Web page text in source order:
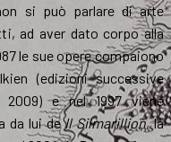
si può parlare di arte
ad aver dato corpo alla
le sue opere compaiono
(edizioni successive
2009) e nel 1997 viene
da lui deIl Silmarillion, la